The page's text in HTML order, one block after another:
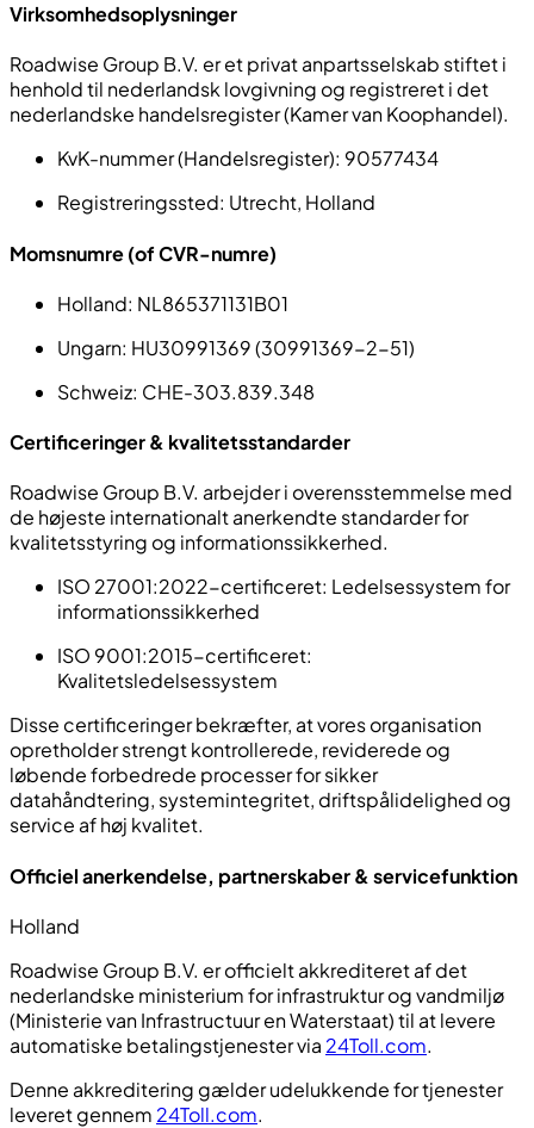
Virksomhedsoplysninger
Roadwise Group B.V. er et privat anpartsselskab stiftet i
henhold til nederlandsk lovgivning og registreret i det
nederlandske handelsregister (Kamer van Koophandel).
KvK-nummer (Handelsregister): 90577434
Registreringssted: Utrecht, Holland
Momsnumre(ofCVR-numre)
Holland: NL865371131B01
Ungarn: HU30991369 (30991369-2-51)
Schweiz: CHE-303.839.348
Certificeringer & kvalitetsstandarder
Roadwise Group B.V. arbejder i overensstemmelse med
de højeste internationalt anerkendte standarder for
kvalitetsstyring og informationssikkerhed.
ISO 27001:2022-certificeret: Ledelsessystem for
informationssikkerhed
ISO 9001:2015-certificeret:
Kvalitetsledelsessystem
Disse certificeringer bekræfter, at vores organisation
opretholder strengt kontrollerede, reviderede og
løbende forbedrede processer for sikker
datahåndtering, systemintegritet, driftspålidelighed og
service af høj kvalitet.
Officiel anerkendelse, partnerskaber & servicefunktion
Holland
Roadwise Group B.V. er officielt akkrediteret af det
nederlandske ministerium for infrastruktur og vandmiljø
(Ministerie van Infrastructuur en Waterstaat) til at levere
automatiske betalingstjenester via 24Toll.com.
Denne akkreditering gælder udelukkende for tjenester
leveret gennem 24Toll.com.